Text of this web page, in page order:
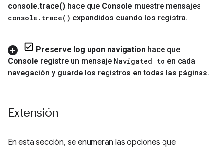
console.trace() hace que Console muestre mensajes
console . trace( ) expandidos cuando los registra.
Preserve log upon navigation hace que
Console registre un mensaje Navigated to en cada
navegación y guarde los registros en todas las páginas.
Extensión
En esta sección, se enumeran las opciones que